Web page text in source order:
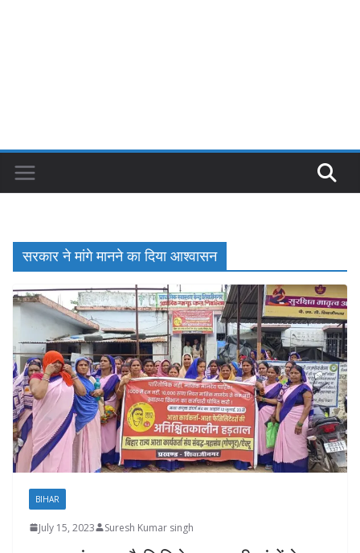
सरकार ने मांगे मानने का दिया आश्वासन
BIHAR
July 15, 2023 Suresh Kumar singh